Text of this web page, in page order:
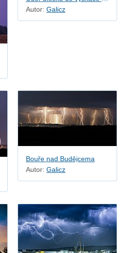
Autor: Galicz
Bouře nad Budějcema
Autor: Galicz